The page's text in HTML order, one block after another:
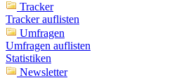
Tracker
Tracker auflisten
Umfragen
Umfragen auflisten
Statistiken
Newsletter